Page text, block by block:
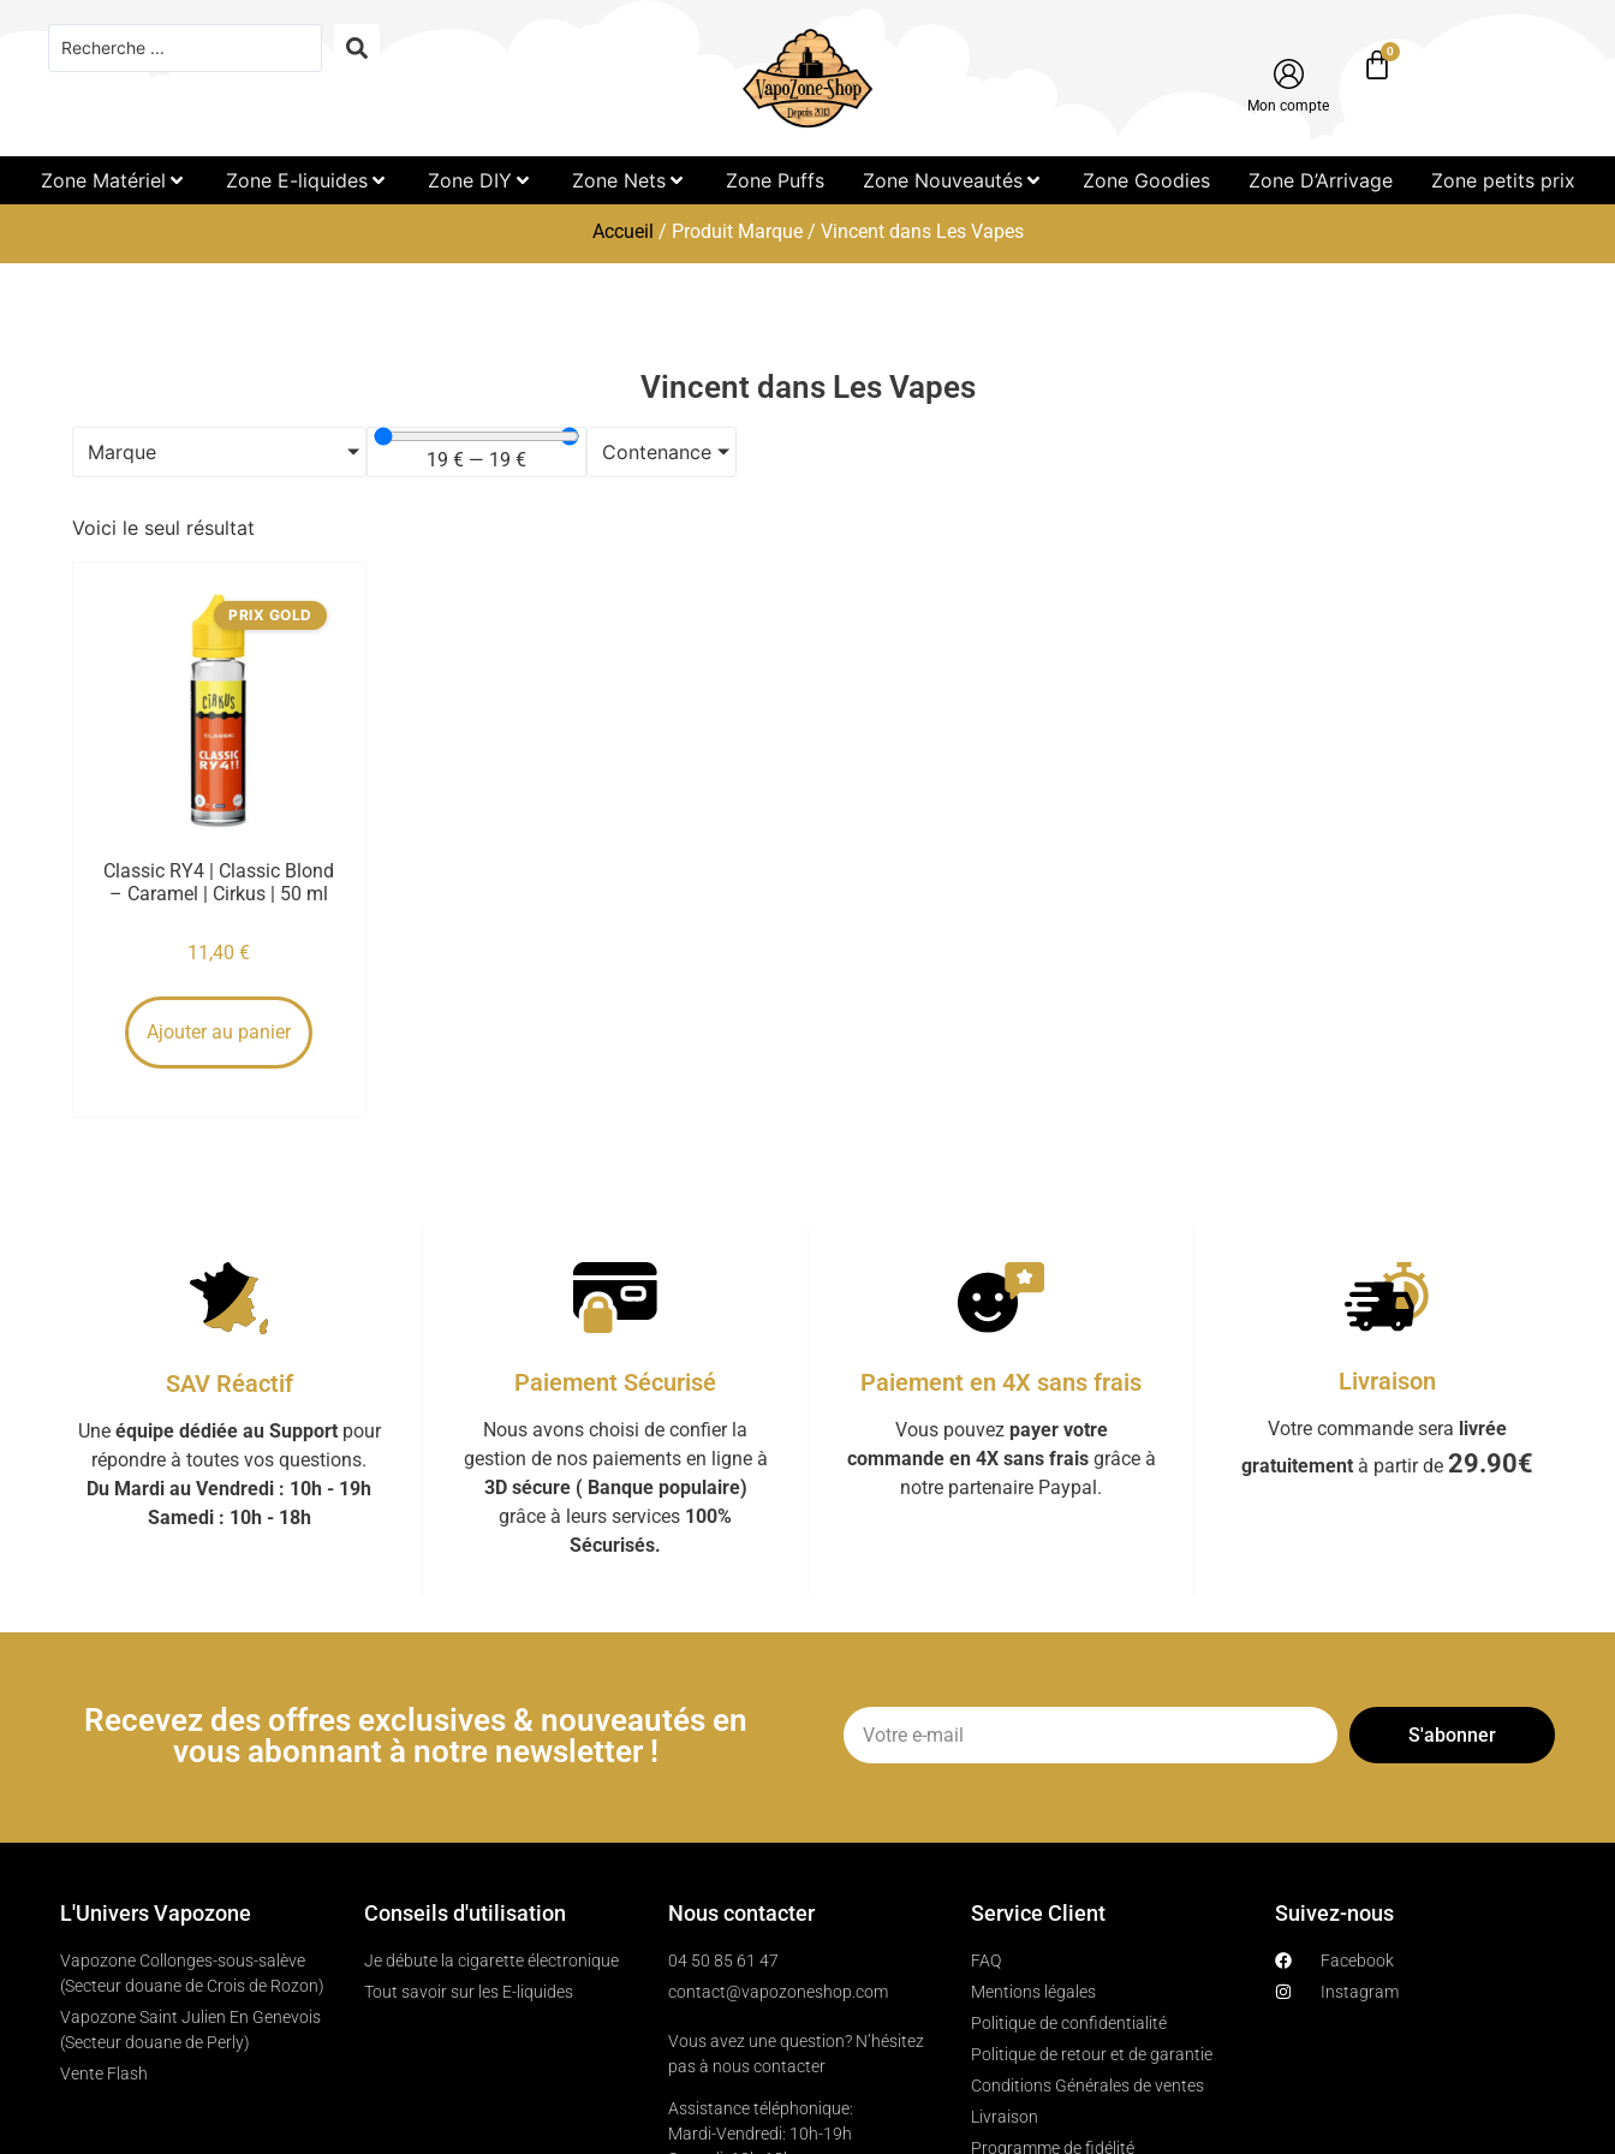
Mon compte
0
Zone Matériel Zone E-liquides Zone DIY Zone Nets Zone Puffs Zone Nouveautés Zone Goodies Zone D’Arrivage Zone petits prix
Accueil / Produit Marque / Vincent dans Les Vapes
Vincent dans Les Vapes
Marque 19 € — 19 € Contenance
Voici le seul résultat
PRIX GOLD
Classic RY4 | Classic Blond
– Caramel | Cirkus | 50 ml
11,40€
Ajouter au panier
SAV Réactif
Une équipe dédiée au Supportpour
répondre à toutes vos questions.
Du Mardi au Vendredi : 10h - 19h
Samedi : 10h - 18h
Paiement Sécurisé
Nous avons choisi de confier la
gestion de nos paiements en ligne à
3D sécure ( Banque populaire)
grâce à leurs services 100%
Sécurisés.
Paiement en 4X sans frais
Vous pouvez payer votre
commande en 4X sans fraisgrâce à
notre partenaire Paypal.
Livraison
Votre commande sera livrée
gratuitementà partir de 29.90€
Recevez des offres exclusives & nouveautés en
vous abonnant à notre newsletter !
S'abonner
L'Univers Vapozone
Vapozone Collonges-sous-salève
(Secteur douane de Crois de Rozon)
Vapozone Saint Julien En Genevois
(Secteur douane de Perly)
Vente Flash
Conseils d'utilisation
Je débute la cigarette électronique
Tout savoir sur les E-liquides
Nous contacter
04 50 85 61 47
contact@vapozoneshop.com
Vous avez une question? N’hésitez
pas à nous contacter
Assistance téléphonique:
Mardi-Vendredi: 10h-19h
Service Client
FAQ
Mentions légales
Politique de confidentialité
Politique de retour et de garantie
Conditions Générales de ventes
Livraison
Programme de fidélité
Suivez-nous
Facebook
Instagram